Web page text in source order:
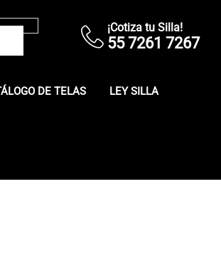
¡Cotiza tu Silla!
55 7261 7267
DE TELAS LEY SILLA